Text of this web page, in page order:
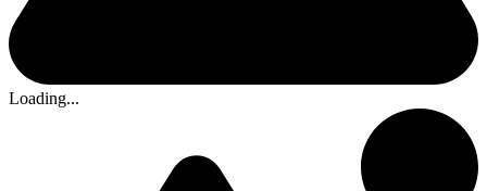
Loading...